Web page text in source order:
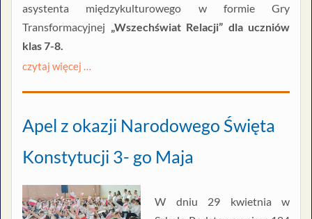
asystenta międzykulturowego w formie Gry
Transformacyjnej
„Wszechświat Relacji” dla uczniów
klas 7-8.
czytaj więcej …
Apel z okazji Narodowego Święta
Konstytucji 3- go Maja
W dniu 29 kwietnia w